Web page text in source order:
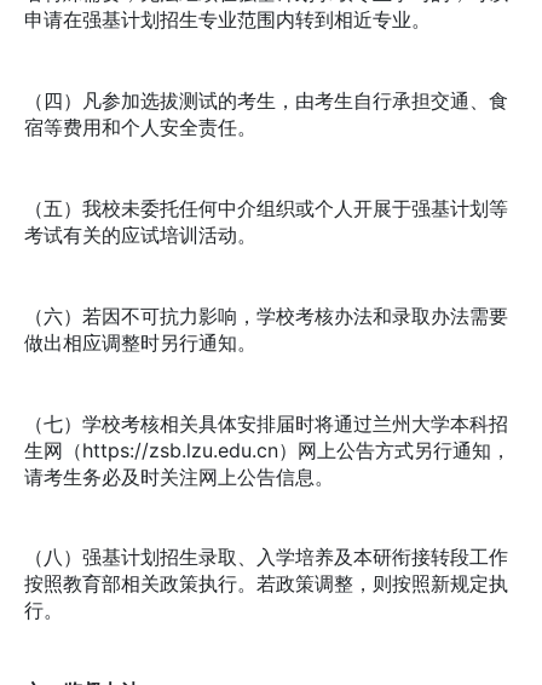
申请在强基计划招生专业范围内转到相近专业。
（四）凡参加选拔测试的考生，由考生自行承担交通、食
宿等费用和个人安全责任。
（五）我校未委托任何中介组织或个人开展于强基计划等
考试有关的应试培训活动。
（六）若因不可抗力影响，学校考核办法和录取办法需要
做出相应调整时另行通知。
（七）学校考核相关具体安排届时将通过兰州大学本科招
生网（https://zsb.lzu.edu.cn）网上公告方式另行通知，
请考生务必及时关注网上公告信息。
（八）强基计划招生录取、入学培养及本研衔接转段工作
按照教育部相关政策执行。若政策调整，则按照新规定执
行。